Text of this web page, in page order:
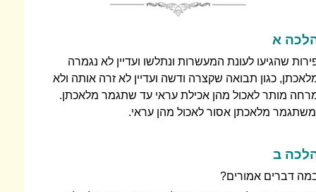
א
שהגיעו לעונת המעשרות ונתלשו ועדיין לא נגמרה
כגון תבואה שקצרה ודשה ועדיין לא זרה אותה ולא
מותר לאכול מהן אכילת עראי עד שתגמר מלאכתן.
מלאכתן אסור לאכול מהן עראי.
ב
דברים אמורים?